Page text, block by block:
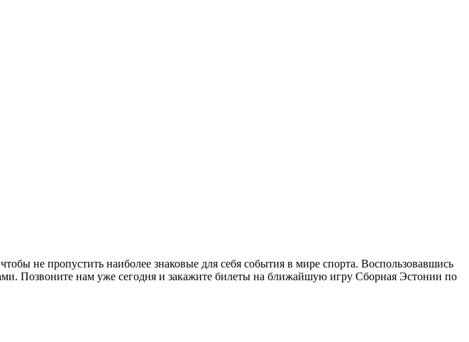
не пропустить наиболее знаковые для себя события в мире спорта. Воспользовавшись
Позвоните нам уже сегодня и закажите билеты на ближайшую игру Сборная Эстонии по